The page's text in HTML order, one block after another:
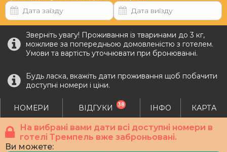
Зверніть увагу! Проживання із тваринами до 3 кг,
можливе за попередньою домовленістю з готелем.
Умови та вартість уточнювати при бронюванні.
Будь ласка, вкажіть дати проживання щоб побачити
доступні номери і ціни.
НОМЕРИ ВІДГУКИ 38 ІНФО КАРТА
На вибрані вами дати всі доступні номери в
готелі Тремпель вже заброньовані.
Ви можете: